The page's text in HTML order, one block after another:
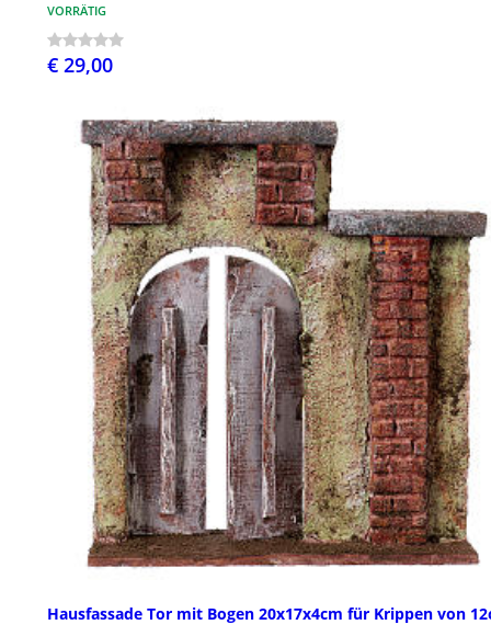
VORRÄTIG
€ 29,00
Hausfassade Tor mit Bogen 20x17x4cm für Krippen von